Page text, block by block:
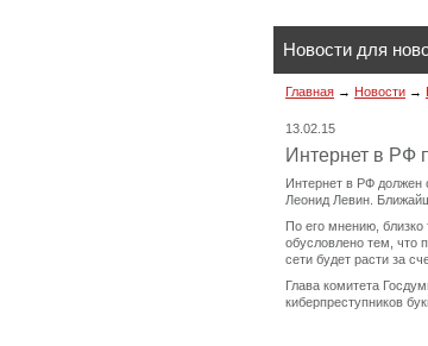
Новости для
Главная → Новости →
13.02.15
Интернет в РФ
Интернет в РФ должен
Леонид Левин.
По его мнению, близко
обусловлено тем, что
сети будет расти за
Глава комитета
киберпреступников